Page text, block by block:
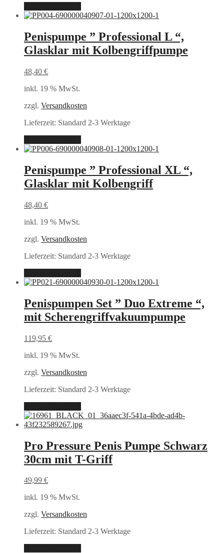
Penispumpe ” Professional L “,
Glasklar mit Kolbengriffpumpe
48,40 €
inkl. 19 % MwSt.
zzgl. Versandkosten
Lieferzeit: Standard 2-3 Werktage
Penispumpe ” Professional XL “,
Glasklar mit Kolbengriff
48,40 €
inkl. 19 % MwSt.
zzgl. Versandkosten
Lieferzeit: Standard 2-3 Werktage
Penispumpen Set ” Duo Extreme “,
mit Scherengriffvakuumpumpe
119,95 €
inkl. 19 % MwSt.
zzgl. Versandkosten
Lieferzeit: Standard 2-3 Werktage
Pro Pressure Penis Pumpe Schwarz
30cm mit T-Griff
49,99 €
inkl. 19 % MwSt.
zzgl. Versandkosten
Lieferzeit: Standard 2-3 Werktage